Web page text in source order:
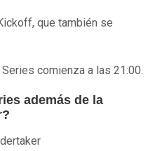
que también se
comienza a las 21:00.
además de la